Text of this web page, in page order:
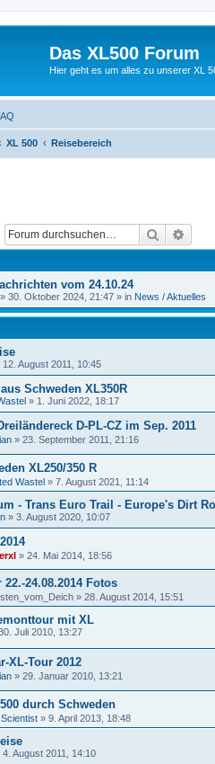
Das XL500 Forum
Hier geht es um alles zu unserer XL
XL 500 Reisebereich
Suche
vom 24.10.24
» 30. Oktober 2024, 21:47 » in News / Aktuelles
12. August 2011, 10:45
Schweden XL350R
» 1. Juni 2022, 18:17
D-PL-CZ im Sep. 2011
» 23. September 2011, 21:16
XL250/350 R
Wastel » 7. August 2021, 11:14
- Trans Euro Trail - Europe's Dirt
» 3. August 2020, 10:07
» 24. Mai 2014, 18:56
22.-24.08.2014 Fotos
» 28. August 2014, 15:51
mit XL
Juli 2010, 13:27
XL-Tour 2012
» 29. Januar 2010, 13:21
durch Schweden
» 9. April 2013, 18:48
4. August 2011, 14:10